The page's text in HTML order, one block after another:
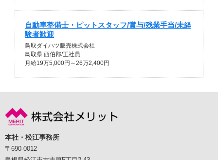
自動車整備士・ピットスタッフ/賞与/残業手当/未経
験者歓迎
鳥取ダイハツ販売株式会社
鳥取県 西伯郡/正社員
月給19万5,000円～26万2,400円
本社・松江事務所
〒690-0012